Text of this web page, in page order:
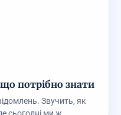
потрібно знати
Звучить, як